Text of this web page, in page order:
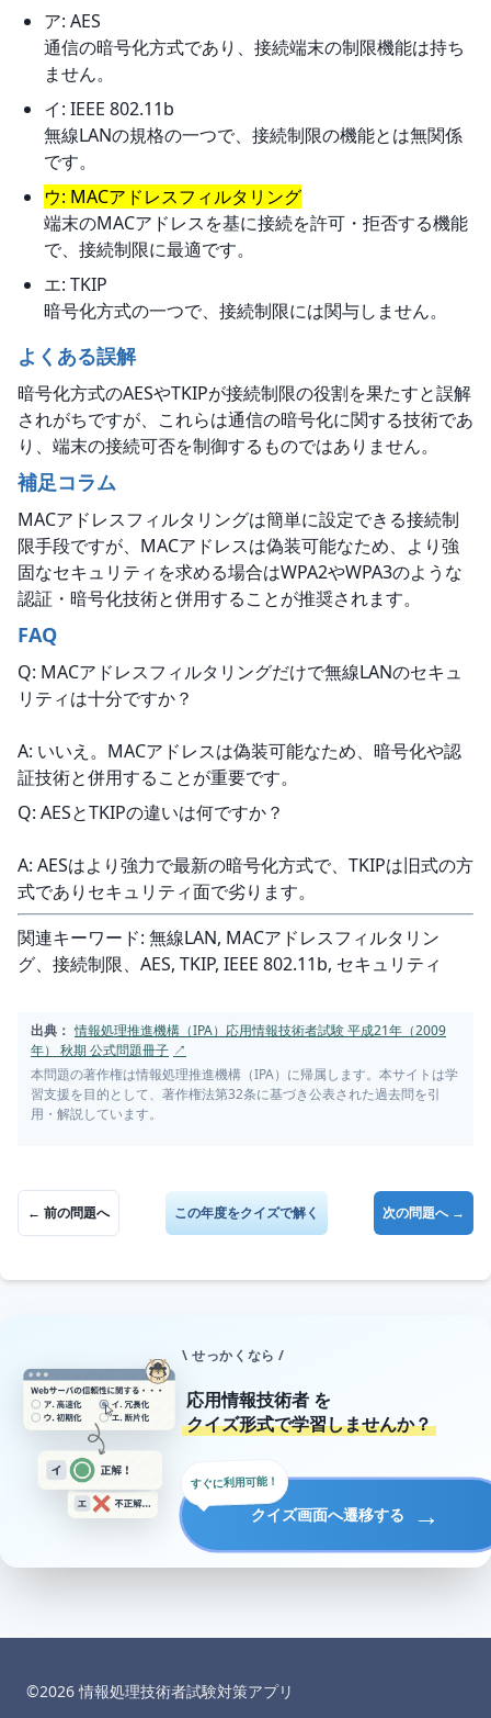
ア: AES
通信の暗号化方式であり、接続端末の制限機能は持ち
ません。
イ: IEEE 802.11b
無線LANの規格の一つで、接続制限の機能とは無関係
です。
ウ: MACアドレスフィルタリング
端末のMACアドレスを基に接続を許可・拒否する機能
で、接続制限に最適です。
エ: TKIP
暗号化方式の一つで、接続制限には関与しません。
よくある誤解
暗号化方式のAESやTKIPが接続制限の役割を果たすと誤解
されがちですが、これらは通信の暗号化に関する技術であ
り、端末の接続可否を制御するものではありません。
補足コラム
MACアドレスフィルタリングは簡単に設定できる接続制
限手段ですが、MACアドレスは偽装可能なため、より強
固なセキュリティを求める場合はWPA2やWPA3のような
認証・暗号化技術と併用することが推奨されます。
FAQ
Q: MACアドレスフィルタリングだけで無線LANのセキュ
リティは十分ですか？
A: いいえ。MACアドレスは偽装可能なため、暗号化や認
証技術と併用することが重要です。
Q: AESとTKIPの違いは何ですか？
A: AESはより強力で最新の暗号化方式で、TKIPは旧式の方
式でありセキュリティ面で劣ります。
関連キーワード: 無線LAN, MACアドレスフィルタリン
グ、接続制限、AES, TKIP, IEEE 802.11b, セキュリティ
出典： 情報処理推進機構（IPA）応用情報技術者試験 平成21年（2009
年） 秋期 公式問題冊子 ↗
本問題の著作権は情報処理推進機構（IPA）に帰属します。本サイトは学
習支援を目的として、著作権法第32条に基づき公表された過去問を引
用・解説しています。
← 前の問題へ この年度をクイズで解く 次の問題へ →
\ せっかくなら /
応用情報技術者 を
クイズ形式で学習しませんか？
クイズ画面へ遷移する →
すぐに利用可能！
©︎2026情報処理技術者試験対策アプリ